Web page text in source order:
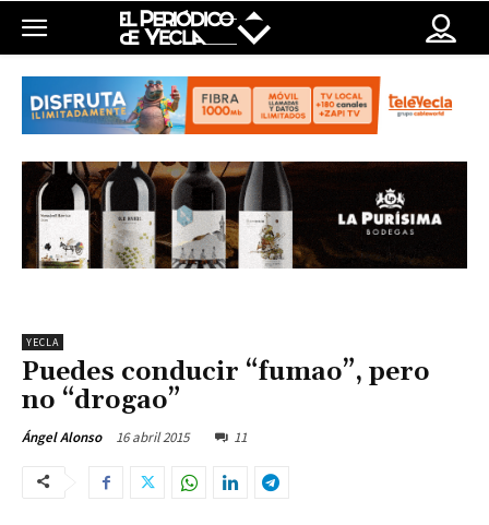
YECLA
Puedes conducir “fumao”, pero
no “drogao”
Ángel Alonso 16 abril 2015 11